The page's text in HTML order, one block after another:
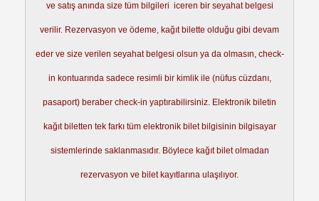
ve satış anında size tüm bilgileri iceren bir seyahat belgesi
verilir. Rezervasyon ve ödeme, kağıt bilette olduğu gibi devam
eder ve size verilen seyahat belgesi olsun ya da olmasın, check-
in kontuarında sadece resimli bir kimlik ile (nüfus cüzdanı,
pasaport) beraber check-in yaptırabilirsiniz. Elektronik biletin
kağıt biletten tek farkı tüm elektronik bilet bilgisinin bilgisayar
sistemlerinde saklanmasıdır. Böylece kağıt bilet olmadan
rezervasyon ve bilet kayıtlarına ulaşılıyor.